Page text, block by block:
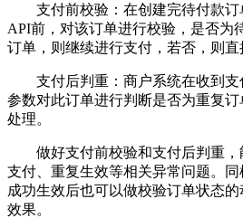
支付前校验：在创建完待付款订
API前，对该订单进行校验，是否为
订单，则继续进行支付，若否，则直
支付后判重：商户系统在收到支
参数对此订单进行判断是否为重复
处理。
做好支付前校验和支付后判重，
支付、重复生效等相关异常问题。
成功生效后也可以做校验订单状态
效果。